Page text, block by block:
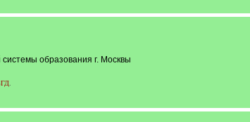
образования г. Москвы
.